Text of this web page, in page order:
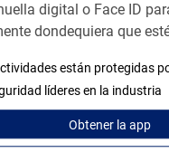
digital o Face ID
dondequiera que
están protegidas
líderes en la industria
Obtenerla app
financiera